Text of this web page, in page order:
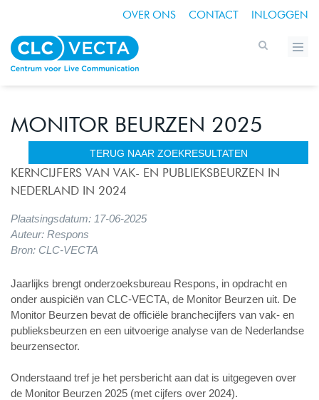
OVER ONS CONTACT INLOGGEN
MONITOR BEURZEN 2025
TERUG NAAR ZOEKRESULTATEN
KERNCIJFERS VAN VAK- EN PUBLIEKSBEURZEN IN
NEDERLAND IN 2024
Plaatsingsdatum: 17-06-2025
Auteur: Respons
Bron: CLC-VECTA
Jaarlijks brengt onderzoeksbureau Respons, in opdracht en
onder auspiciën van CLC-VECTA, de Monitor Beurzen uit. De
Monitor Beurzen bevat de officiële branchecijfers van vak- en
publieksbeurzen en een uitvoerige analyse van de Nederlandse
beurzensector.
Onderstaand tref je het persbericht aan dat is uitgegeven over
de Monitor Beurzen 2025 (met cijfers over 2024).